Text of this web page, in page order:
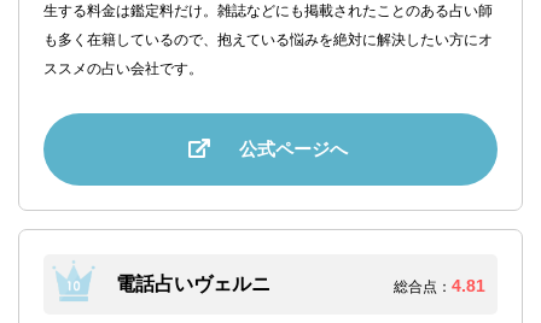
生する料金は鑑定料だけ。雑誌などにも掲載されたことのある占い師
も多く在籍しているので、抱えている悩みを絶対に解決したい方にオ
ススメの占い会社です。
公式ページへ
電話占いヴェルニ 総合点： 4.81